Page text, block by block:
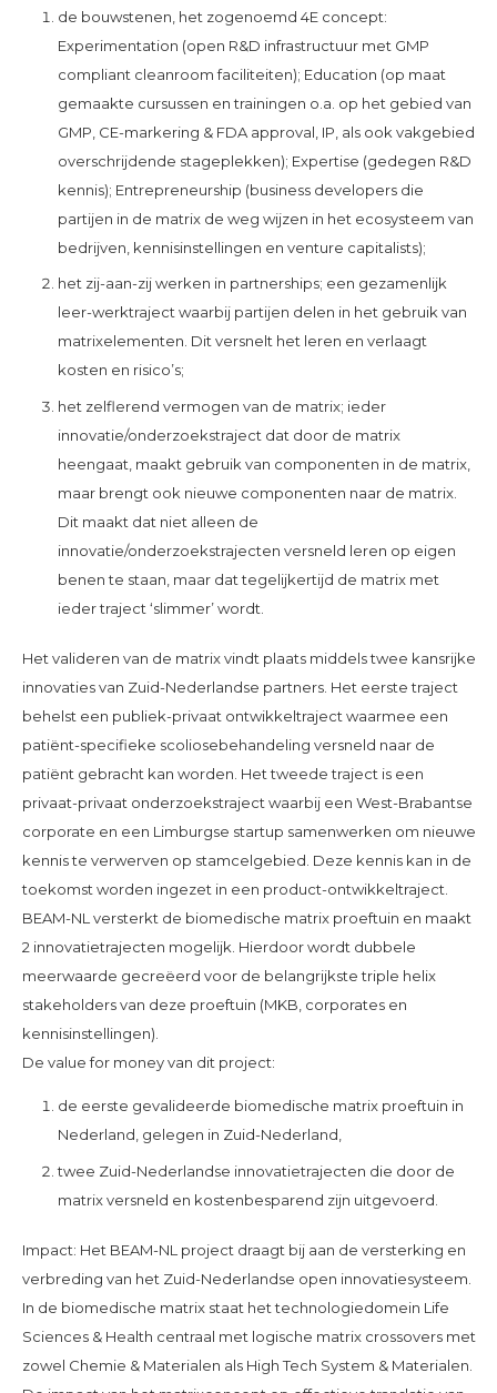
de bouwstenen, het zogenoemd 4E concept:
Experimentation (open R&D infrastructuur met GMP
compliant cleanroom faciliteiten); Education (op maat
gemaakte cursussen en trainingen o.a. op het gebied van
GMP, CE-markering & FDA approval, IP, als ook vakgebied
overschrijdende stageplekken); Expertise (gedegen R&D
kennis); Entrepreneurship (business developers die
partijen in de matrix de weg wijzen in het ecosysteem van
bedrijven, kennisinstellingen en venture capitalists);
het zij-aan-zij werken in partnerships; een gezamenlijk
leer-werktraject waarbij partijen delen in het gebruik van
matrixelementen. Dit versnelt het leren en verlaagt
kosten en risico’s;
het zelflerend vermogen van de matrix; ieder
innovatie/onderzoekstraject dat door de matrix
heengaat, maakt gebruik van componenten in de matrix,
maar brengt ook nieuwe componenten naar de matrix.
Dit maakt dat niet alleen de
innovatie/onderzoekstrajecten versneld leren op eigen
benen te staan, maar dat tegelijkertijd de matrix met
ieder traject ‘slimmer’ wordt.
Het valideren van de matrix vindt plaats middels twee kansrijke
innovaties van Zuid-Nederlandse partners. Het eerste traject
behelst een publiek-privaat ontwikkeltraject waarmee een
patiënt-specifieke scoliosebehandeling versneld naar de
patiënt gebracht kan worden. Het tweede traject is een
privaat-privaat onderzoekstraject waarbij een West-Brabantse
corporate en een Limburgse startup samenwerken om nieuwe
kennis te verwerven op stamcelgebied. Deze kennis kan in de
toekomst worden ingezet in een product-ontwikkeltraject.
BEAM-NL versterkt de biomedische matrix proeftuin en maakt
2 innovatietrajecten mogelijk. Hierdoor wordt dubbele
meerwaarde gecreëerd voor de belangrijkste triple helix
stakeholders van deze proeftuin (MKB, corporates en
kennisinstellingen).
De value for money van dit project:
de eerste gevalideerde biomedische matrix proeftuin in
Nederland, gelegen in Zuid-Nederland,
twee Zuid-Nederlandse innovatietrajecten die door de
matrix versneld en kostenbesparend zijn uitgevoerd.
Impact: Het BEAM-NL project draagt bij aan de versterking en
verbreding van het Zuid-Nederlandse open innovatiesysteem.
In de biomedische matrix staat het technologiedomein Life
Sciences & Health centraal met logische matrix crossovers met
zowel Chemie & Materialen als High Tech System & Materialen.